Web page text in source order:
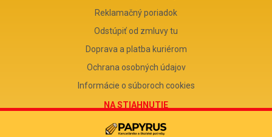
Reklamačný poriadok
Odstúpiť od zmluvy tu
Doprava a platba kuriérom
Ochrana osobných údajov
Informácie o súboroch cookies
NA STIAHNUTIE
Reklamačný formulár